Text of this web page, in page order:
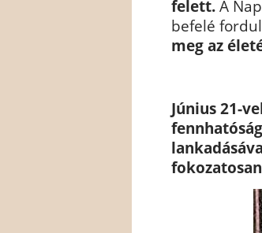
felett. A
befelé
meg az
Június 21-